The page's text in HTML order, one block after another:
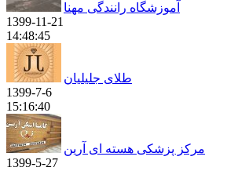
آموزشگاه رانندگی مهنا
1399-11-21
14:48:45
طلای جلیلیان
1399-7-6
15:16:40
مرکز پزشکی هسته ای آرین
1399-5-27